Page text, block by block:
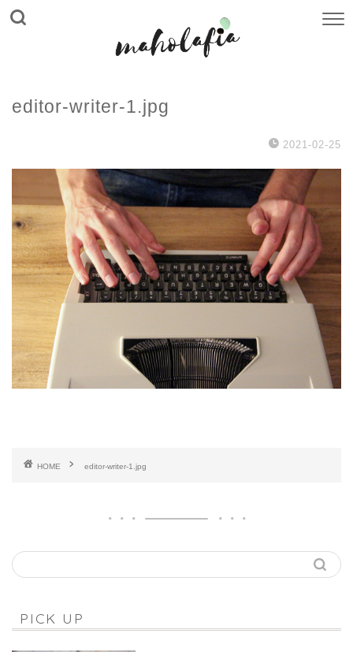
editor-writer-1.jpg
2021-02-25
HOME editor-writer-1.jpg
PICK UP